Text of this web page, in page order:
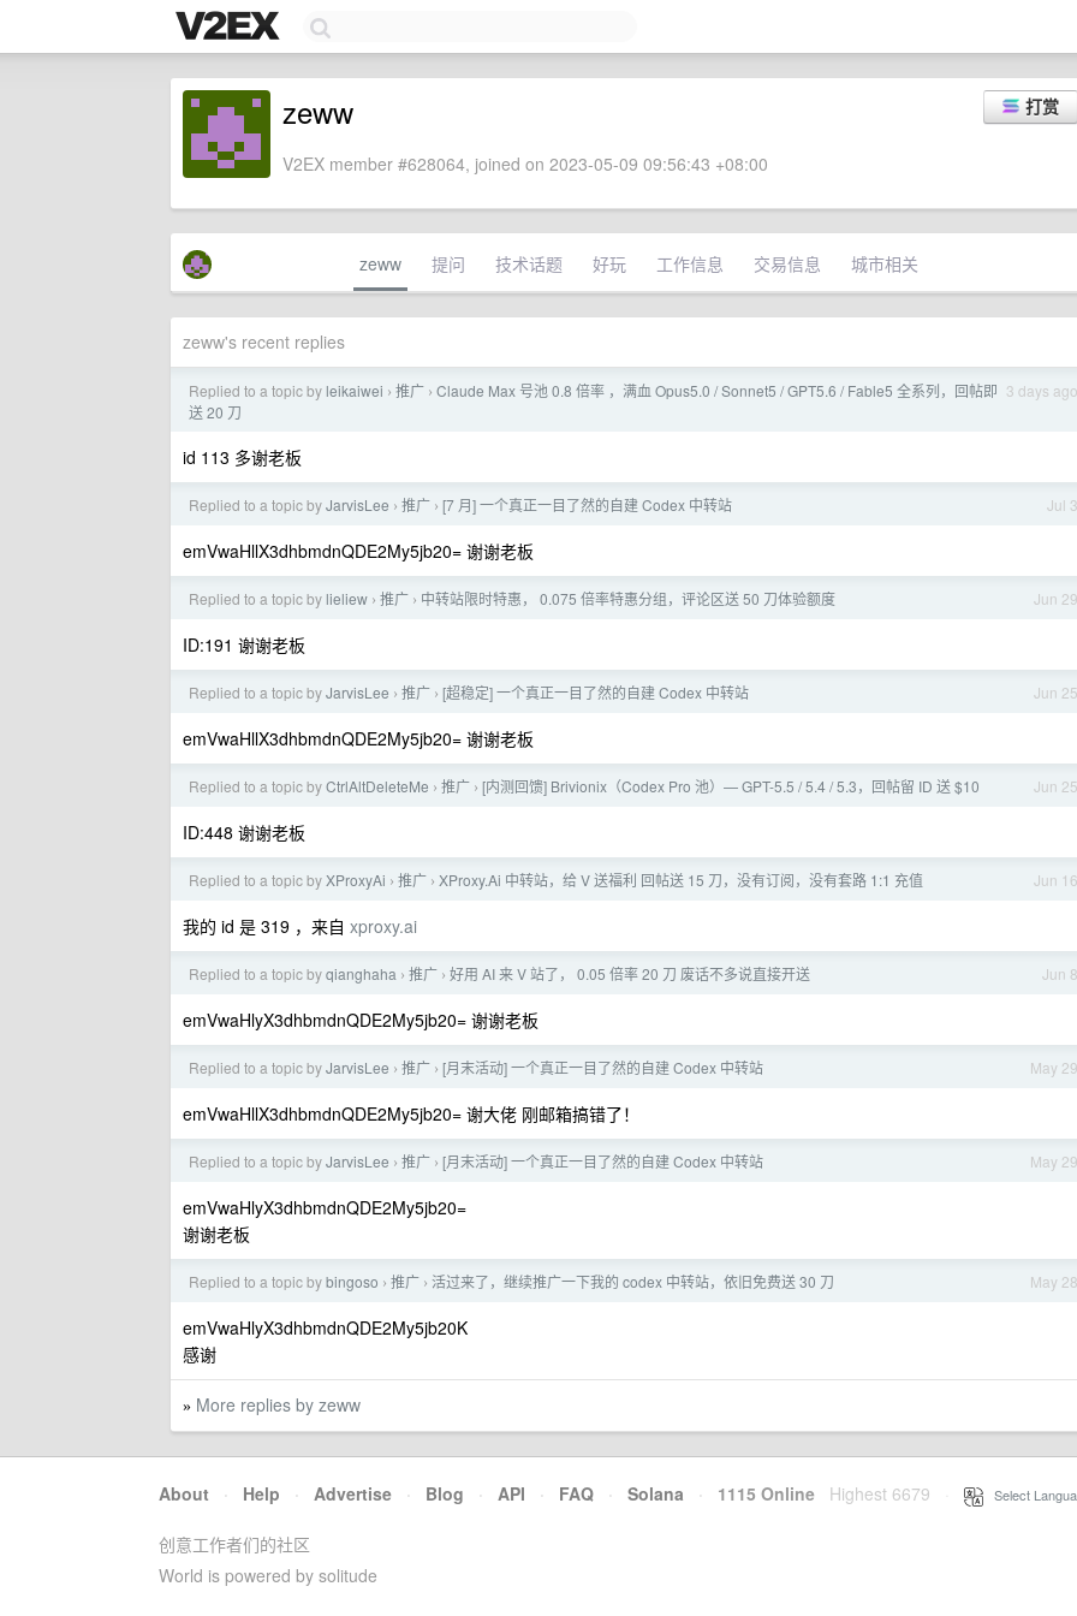
打赏
zeww
V2EX member #628064, joined on 2023-05-09 09:56:43 +08:00
zeww 提问 技术话题 好玩 工作信息 交易信息 城市相关
zeww's recent replies
3 days ago
Replied to a topic by leikaiwei › 推广 › Claude Max 号池 0.8 倍率 ，满血 Opus5.0 / Sonnet5 / GPT5.6 / Fable5 全系列，回帖即
送 20 刀
id 113 多谢老板
Jul 3
Replied to a topic byJarvisLee › 推广 › [7 月] 一个真正一目了然的自建 Codex 中转站
emVwaHllX3dhbmdnQDE2My5jb20= 谢谢老板
Jun 29
Replied to a topic by lieliew › 推广 › 中转站限时特惠， 0.075 倍率特惠分组，评论区送 50 刀体验额度
ID:191 谢谢老板
Jun 25
Replied to a topic byJarvisLee › 推广 › [超稳定] 一个真正一目了然的自建 Codex 中转站
emVwaHllX3dhbmdnQDE2My5jb20= 谢谢老板
Jun 25
Replied to a topic byCtrlAltDeleteMe › 推广 › [内测回馈] Brivionix（Codex Pro 池）— GPT-5.5 / 5.4 / 5.3，回帖留 ID 送 $10
ID:448 谢谢老板
Jun 16
Replied to a topic byXProxyAi › 推广 › XProxy.Ai 中转站，给 V 送福利 回帖送 15 刀，没有订阅，没有套路 1:1 充值
我的 id 是 319 ，来自 xproxy.ai
Jun 8
Replied to a topic byqianghaha › 推广 › 好用 AI 来 V 站了， 0.05 倍率 20 刀 废话不多说直接开送
emVwaHlyX3dhbmdnQDE2My5jb20= 谢谢老板
May 29
Replied to a topic byJarvisLee › 推广 › [月末活动] 一个真正一目了然的自建 Codex 中转站
emVwaHllX3dhbmdnQDE2My5jb20= 谢大佬 刚邮箱搞错了！
May 29
Replied to a topic byJarvisLee › 推广 › [月末活动] 一个真正一目了然的自建 Codex 中转站
emVwaHlyX3dhbmdnQDE2My5jb20=
谢谢老板
May 28
Replied to a topic bybingoso › 推广 › 活过来了，继续推广一下我的 codex 中转站，依旧免费送 30 刀
emVwaHlyX3dhbmdnQDE2My5jb20K
感谢
» More replies by zeww
About · Help · Advertise · Blog · API · FAQ · Solana · 1115 Online Highest 6679 Select
创意工作者们的社区
World is powered by solitude